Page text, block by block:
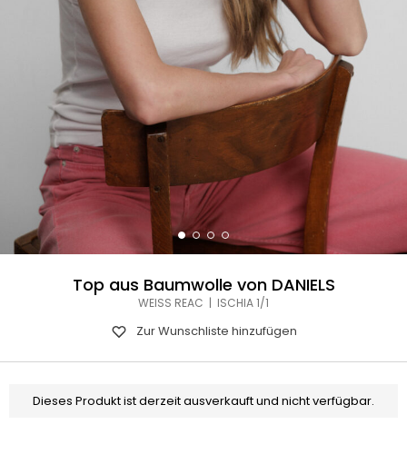
Top aus Baumwolle von DANIELS
WEISS REAC | ISCHIA 1/1
Zur Wunschliste hinzufügen
Dieses Produkt ist derzeit ausverkauft und nicht verfügbar.